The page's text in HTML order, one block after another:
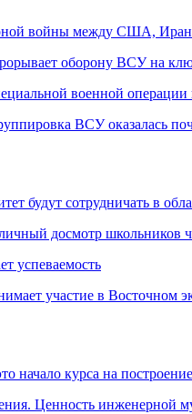
войны между США,
оборону ВСУ на
военной операции
ВСУ оказалась
будут сотрудничать в
досмотр школьников
успеваемость
участие в Восточном
начало курса на
Ценность инженерной